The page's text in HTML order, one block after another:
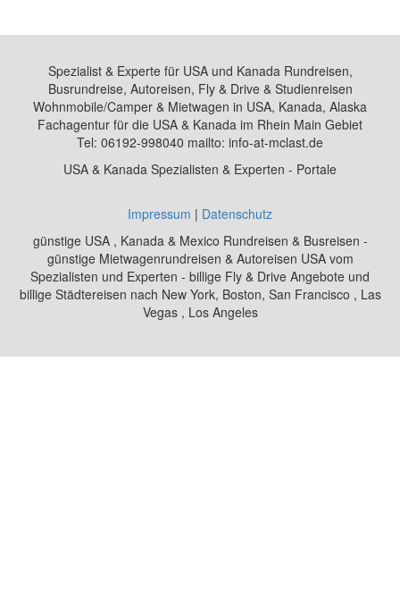
Spezialist & Experte für USA und Kanada Rundreisen,
Busrundreise, Autoreisen, Fly & Drive & Studienreisen
Wohnmobile/Camper & Mietwagen in USA, Kanada, Alaska
Fachagentur für die USA & Kanada im Rhein Main Gebiet
Tel: 06192-998040 mailto: info-at-mclast.de
USA & Kanada Spezialisten & Experten - Portale
Impressum | Datenschutz
günstige USA , Kanada & Mexico Rundreisen & Busreisen -
günstige Mietwagenrundreisen & Autoreisen USA vom
Spezialisten und Experten - billige Fly & Drive Angebote und
billige Städtereisen nach New York, Boston, San Francisco , Las
Vegas , Los Angeles